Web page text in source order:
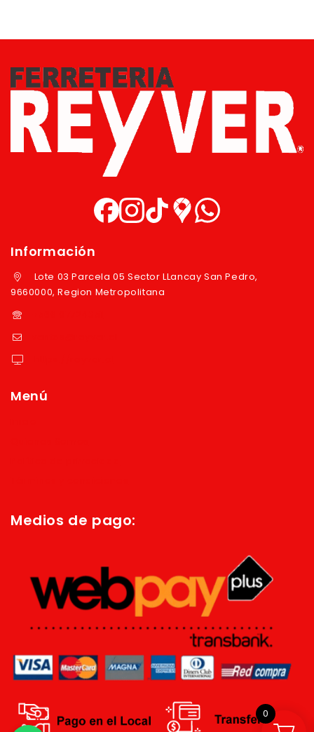
Información
Lote 03 Parcela 05 Sector LLancay San Pedro,
9660000, Region Metropolitana
Menú
Medios de pago:
0